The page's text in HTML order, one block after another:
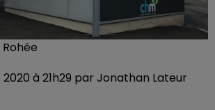
2020 à 21h29 par Jonathan Lateur